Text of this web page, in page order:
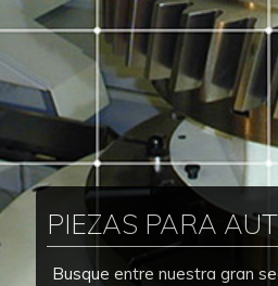
PIEZAS PARA
Busque entre nuestra gran